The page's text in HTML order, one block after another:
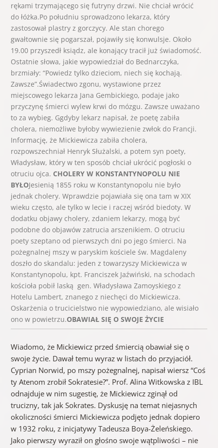
rękami trzymającego się futryny drzwi. Nie chciał wrócić
do łóżka.Po południu sprowadzono lekarza, który
zastosował plastry z gorczycy. Ale stan chorego
gwałtownie się pogarszał, pojawiły się konwulsje. Około
19.00 przyszedł ksiądz, ale konający tracił już świadomość.
Ostatnie słowa, jakie wypowiedział do Bednarczyka,
brzmiały: “Powiedz tylko dzieciom, niech się kochają.
Zawsze”.Świadectwo zgonu, wystawione przez
miejscowego lekarza Jana Gembickiego, podaje jako
przyczynę śmierci wylew krwi do mózgu. Zawsze uważano
to za wybieg. Ggdyby lekarz napisał, że poetę zabiła
cholera, niemożliwe byłoby wywiezienie zwłok do Francji.
Informację, że Mickiewicza zabiła cholera,
rozpowszechniał Henryk Służalski, a potem syn poety,
Władysław, który w ten sposób chciał ukrócić pogłoski o
otruciu ojca. CHOLERY W KONSTANTYNOPOLU NIE
BYŁOJesienią 1855 roku w Konstantynopolu nie było
jednak cholery. Wprawdzie pojawiała się o­na tam w XIX
wieku często, ale tylko w lecie i raczej wśród biedoty. W
dodatku objawy cholery, zdaniem lekarzy, mogą być
podobne do objawów zatrucia arszenikiem. O otruciu
poety szeptano od pierwszych dni po jego śmierci. Na
pożegnalnej mszy w paryskim kościele św. Magdaleny
doszło do skandalu: jeden z towarzyszy Mickiewicza w
Konstantynopolu, kpt. Franciszek Jaźwiński, na schodach
kościoła pobił laską gen. Władysława Zamoyskiego z
Hotelu Lambert, znanego z niechęci do Mickiewicza.
Oskarżenia o trucicielstwo nie wypowiedziano, ale wisiało
o­no w powietrzu.OBAWIAŁ SIĘ O SWOJE ŻYCIE
Wiadomo, że Mickiewicz przed śmiercią obawiał się o
swoje życie. Dawał temu wyraz w listach do przyjaciół.
Cyprian Norwid, po mszy pożegnalnej, napisał wiersz “Coś
ty Atenom zrobił Sokratesie?”. Prof. Alina Witkowska z IBL
odnajduje w nim sugestię, że Mickiewicz zginął od
trucizny, tak jak Sokrates. Dyskusję na temat niejasnych
okoliczności śmierci Mickiewicza podjęto jednak dopiero
w 1932 roku, z inicjatywy Tadeusza Boya-Żeleńskiego.
Jako pierwszy wyraził o­n głośno swoje wątpliwości – nie